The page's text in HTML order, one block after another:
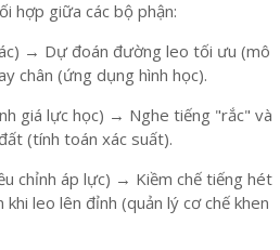
hợp giữa các bộ phận:
→ Dự đoán đường leo tối ưu (mô
chân (ứng dụng hình học).
giá lực học) → Nghe tiếng "rắc" và
(tính toán xác suất).
chỉnh áp lực) → Kiềm chế tiếng hét
leo lên đỉnh (quản lý cơ chế khen